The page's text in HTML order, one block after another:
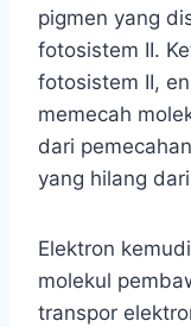
pigmen yang
fotosistem II.
fotosistem II,
memecah
dari
yang hilang
Elektron
molekul
transpor